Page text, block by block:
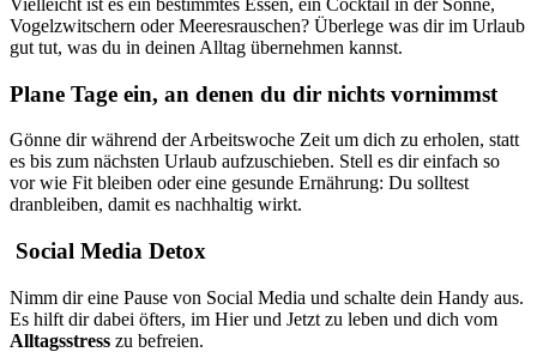
Vielleicht ist es ein bestimmtes Essen, ein Cocktail in der Sonne,
Vogelzwitschern oder Meeresrauschen? Überlege was dir im Urlaub
gut tut, was du in deinen Alltag übernehmen kannst.
Plane Tage ein, an denen du dir nichts vornimmst
Gönne dir während der Arbeitswoche Zeit um dich zu erholen, statt
es bis zum nächsten Urlaub aufzuschieben. Stell es dir einfach so
vor wie Fit bleiben oder eine gesunde Ernährung: Du solltest
dranbleiben, damit es nachhaltig wirkt.
Social Media Detox
Nimm dir eine Pause von Social Media und schalte dein Handy aus.
Es hilft dir dabei öfters, im Hier und Jetzt zu leben und dich vom
Alltagsstress zu befreien.